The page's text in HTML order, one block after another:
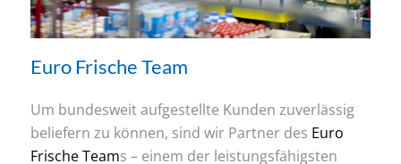
Euro Frische Team
Um bundesweit aufgestellte Kunden zuverlässig
beliefern zu können, sind wir Partner des Euro
Frische Teams – einem der leistungsfähigsten